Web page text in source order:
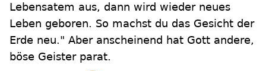
Lebensatem aus, dann wird wieder neues
Leben geboren. So machst du das Gesicht der
Erde neu." Aber anscheinend hat Gott andere,
böse Geister parat.